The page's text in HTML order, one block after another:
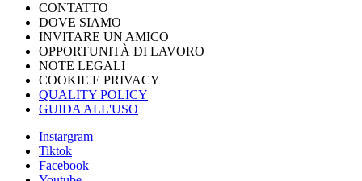
CONTATTO
DOVE SIAMO
INVITARE UN AMICO
OPPORTUNITÀ DI LAVORO
NOTE LEGALI
COOKIE E PRIVACY
QUALITY POLICY
GUIDA ALL'USO
Instargram
Tiktok
Facebook